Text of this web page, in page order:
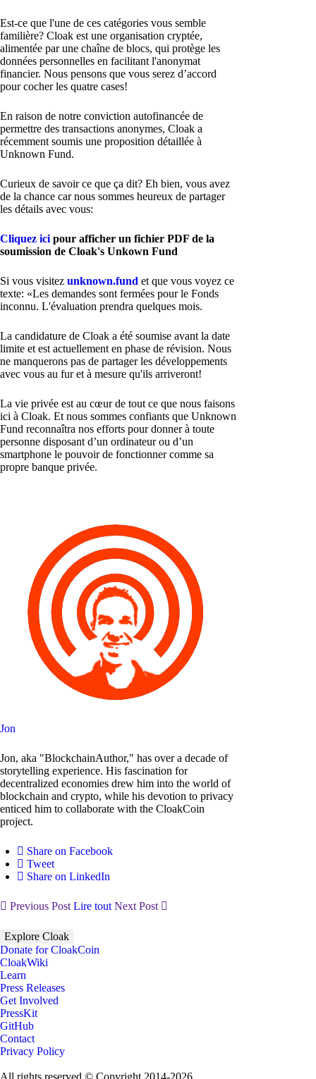
Est-ce que l'une de ces catégories vous semble
familière? Cloak est une organisation cryptée,
alimentée par une chaîne de blocs, qui protège les
données personnelles en facilitant l'anonymat
financier. Nous pensons que vous serez d’accord
pour cocher les quatre cases!
En raison de notre conviction autofinancée de
permettre des transactions anonymes, Cloak a
récemment soumis une proposition détaillée à
Unknown Fund.
Curieux de savoir ce que ça dit? Eh bien, vous avez
de la chance car nous sommes heureux de partager
les détails avec vous:
Cliquez ici pour afficher un fichier PDF de la
soumission de Cloak's Unkown Fund
Si vous visitez unknown.fund et que vous voyez ce
texte: «Les demandes sont fermées pour le Fonds
inconnu. L'évaluation prendra quelques mois.
La candidature de Cloak a été soumise avant la date
limite et est actuellement en phase de révision. Nous
ne manquerons pas de partager les développements
avec vous au fur et à mesure qu'ils arriveront!
La vie privée est au cœur de tout ce que nous faisons
ici à Cloak. Et nous sommes confiants que Unknown
Fund reconnaîtra nos efforts pour donner à toute
personne disposant d’un ordinateur ou d’un
smartphone le pouvoir de fonctionner comme sa
propre banque privée.
Jon
Jon, aka "BlockchainAuthor," has over a decade of
storytelling experience. His fascination for
decentralized economies drew him into the world of
blockchain and crypto, while his devotion to privacy
enticed him to collaborate with the CloakCoin
project.
Share on Facebook
Tweet
Share on LinkedIn
Previous Post Lire tout Next Post
Explore Cloak
Donate for CloakCoin
CloakWiki
Learn
Press Releases
Get Involved
PressKit
GitHub
Contact
Privacy Policy